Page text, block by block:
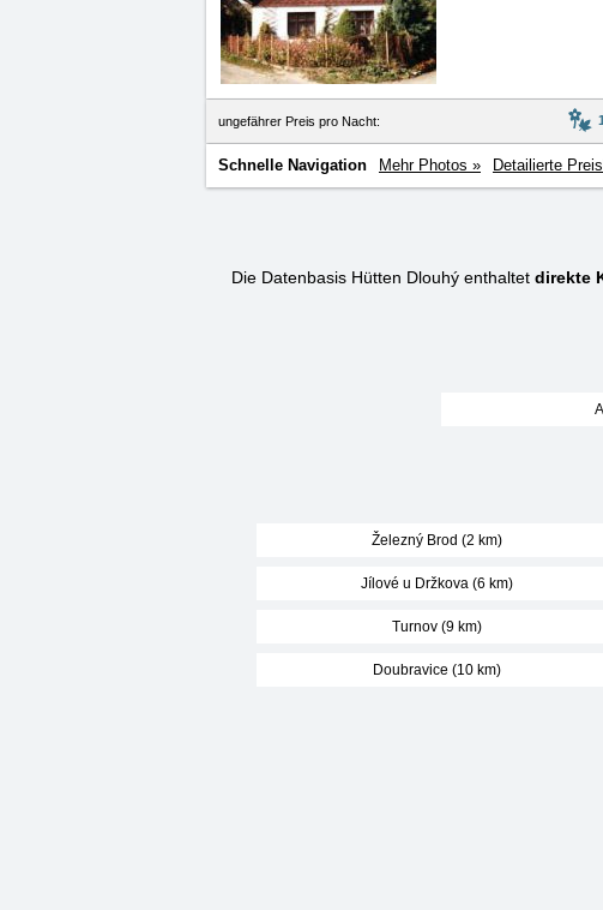
ungefährer Preis pro Nacht:
Schnelle Navigation Mehr Photos » Detailierte
Die Datenbasis Hütten Dlouhý enthaltet direkte
Železný Brod (2 km)
Jílové u Držkova (6 km)
Turnov (9 km)
Doubravice (10 km)